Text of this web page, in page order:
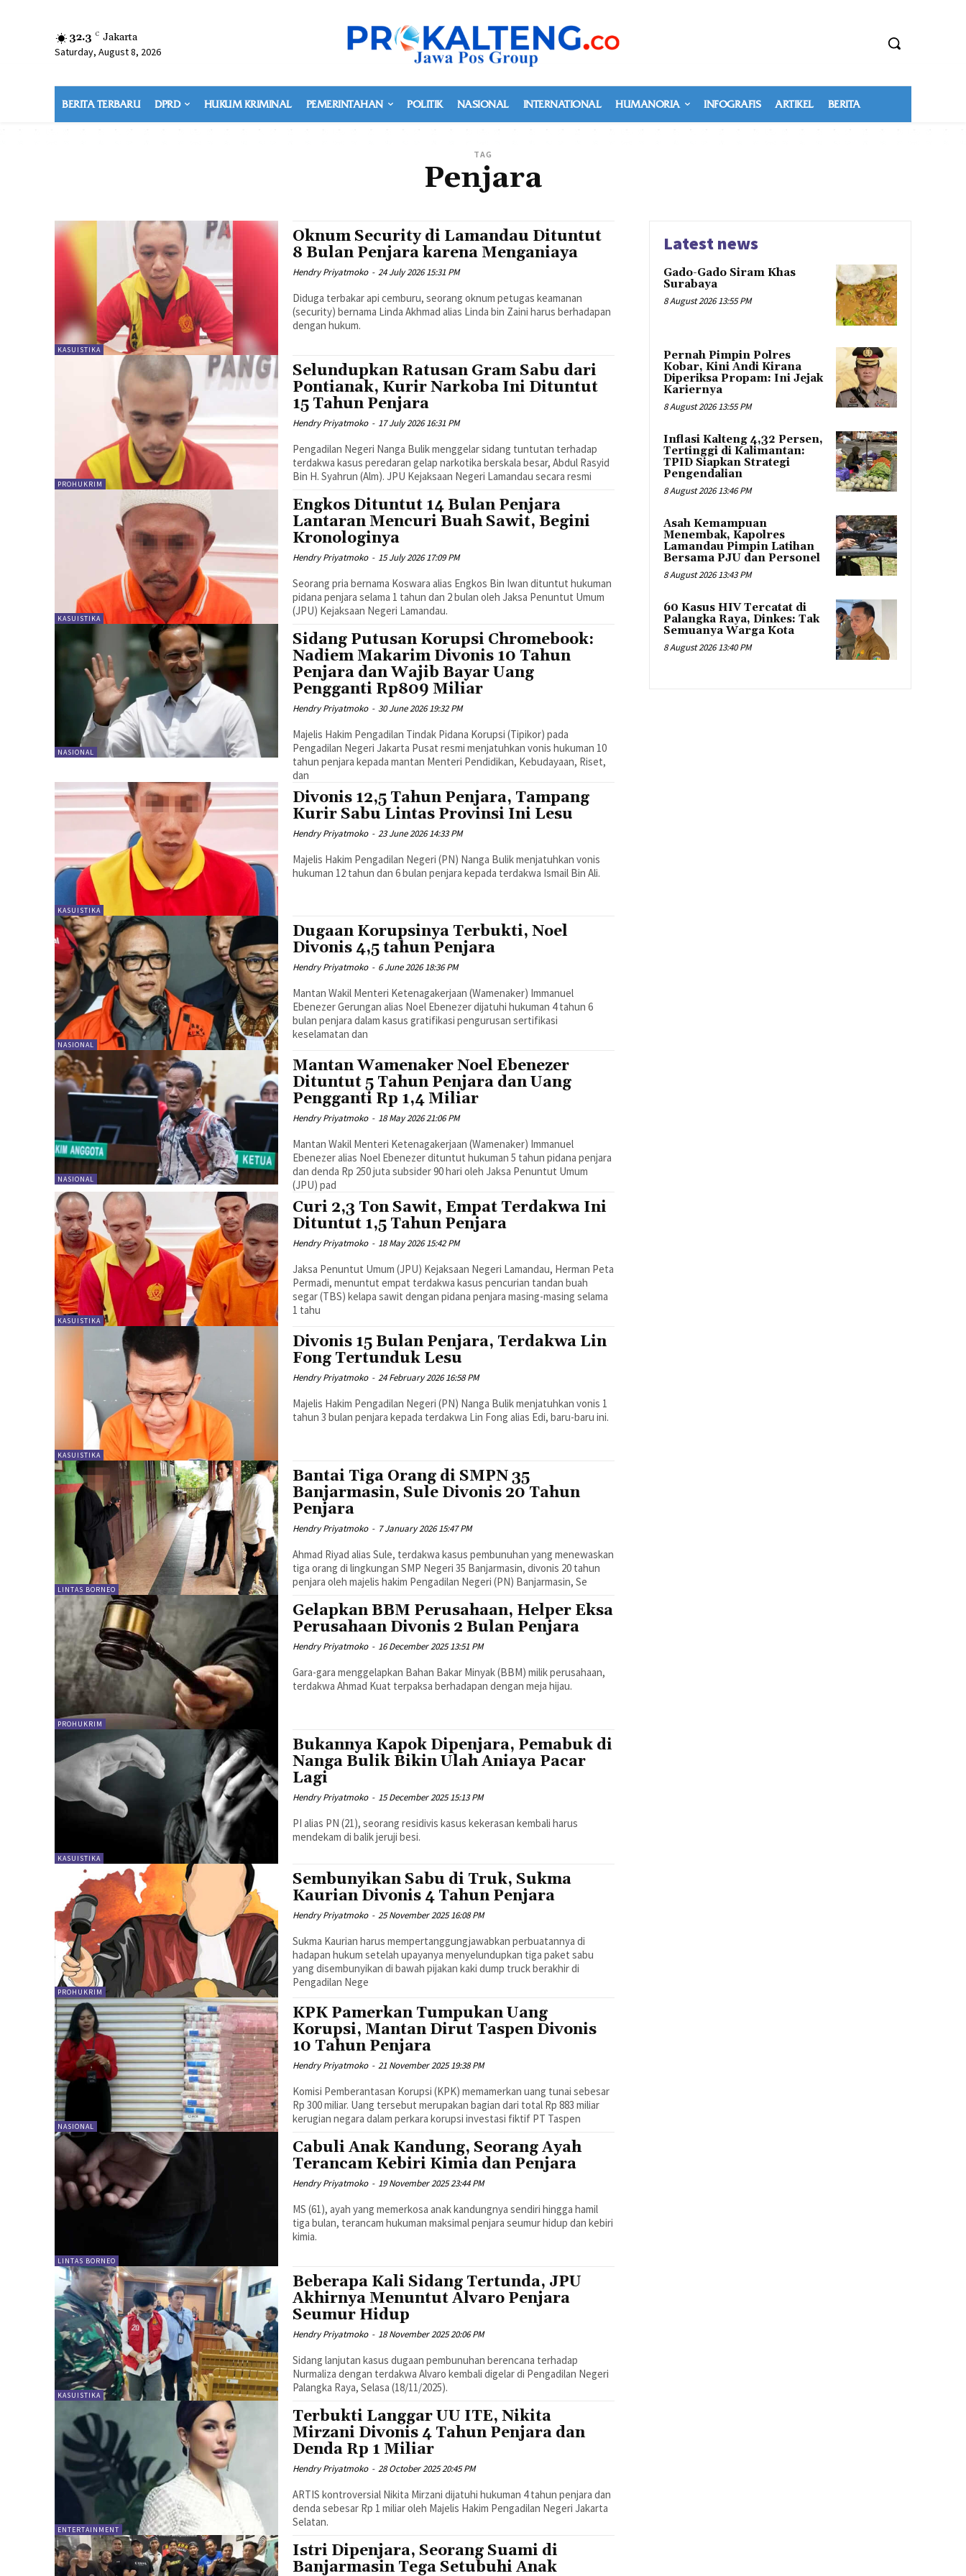
32.3 C Jakarta
Saturday, August 8, 2026
BERITA TERBARU DPRD HUKUM KRIMINAL PEMERINTAHAN POLITIK NASIONAL INTERNATIONAL HUMANORIA INFOGRAFIS ARTIKEL BERITA
TAG
Penjara
KASUISTIKA
Oknum Security di Lamandau Dituntut
8 Bulan Penjara karena Menganiaya
Hendry Priyatmoko - 24 July 2026 15:31 PM
Diduga terbakar api cemburu, seorang oknum petugas keamanan
(security) bernama Linda Akhmad alias Linda bin Zaini harus berhadapan
dengan hukum.
PROHUKRIM
Selundupkan Ratusan Gram Sabu dari
Pontianak, Kurir Narkoba Ini Dituntut
15 Tahun Penjara
Hendry Priyatmoko - 17 July 2026 16:31 PM
Pengadilan Negeri Nanga Bulik menggelar sidang tuntutan terhadap
terdakwa kasus peredaran gelap narkotika berskala besar, Abdul Rasyid
Bin H. Syahrun (Alm). JPU Kejaksaan Negeri Lamandau secara resmi
KASUISTIKA
Engkos Dituntut 14 Bulan Penjara
Lantaran Mencuri Buah Sawit, Begini
Kronologinya
Hendry Priyatmoko - 15 July 2026 17:09 PM
Seorang pria bernama Koswara alias Engkos Bin Iwan dituntut hukuman
pidana penjara selama 1 tahun dan 2 bulan oleh Jaksa Penuntut Umum
(JPU) Kejaksaan Negeri Lamandau.
NASIONAL
Sidang Putusan Korupsi Chromebook:
Nadiem Makarim Divonis 10 Tahun
Penjara dan Wajib Bayar Uang
Pengganti Rp809 Miliar
Hendry Priyatmoko - 30 June 2026 19:32 PM
Majelis Hakim Pengadilan Tindak Pidana Korupsi (Tipikor) pada
Pengadilan Negeri Jakarta Pusat resmi menjatuhkan vonis hukuman 10
tahun penjara kepada mantan Menteri Pendidikan, Kebudayaan, Riset,
dan
KASUISTIKA
Divonis 12,5 Tahun Penjara, Tampang
Kurir Sabu Lintas Provinsi Ini Lesu
Hendry Priyatmoko - 23 June 2026 14:33 PM
Majelis Hakim Pengadilan Negeri (PN) Nanga Bulik menjatuhkan vonis
hukuman 12 tahun dan 6 bulan penjara kepada terdakwa Ismail Bin Ali.
NASIONAL
Dugaan Korupsinya Terbukti, Noel
Divonis 4,5 tahun Penjara
Hendry Priyatmoko - 6 June 2026 18:36 PM
Mantan Wakil Menteri Ketenagakerjaan (Wamenaker) Immanuel
Ebenezer Gerungan alias Noel Ebenezer dijatuhi hukuman 4 tahun 6
bulan penjara dalam kasus gratifikasi pengurusan sertifikasi
keselamatan dan
NASIONAL
Mantan Wamenaker Noel Ebenezer
Dituntut 5 Tahun Penjara dan Uang
Pengganti Rp 1,4 Miliar
Hendry Priyatmoko - 18 May 2026 21:06 PM
Mantan Wakil Menteri Ketenagakerjaan (Wamenaker) Immanuel
Ebenezer alias Noel Ebenezer dituntut hukuman 5 tahun pidana penjara
dan denda Rp 250 juta subsider 90 hari oleh Jaksa Penuntut Umum
(JPU) pad
KASUISTIKA
Curi 2,3 Ton Sawit, Empat Terdakwa Ini
Dituntut 1,5 Tahun Penjara
Hendry Priyatmoko - 18 May 2026 15:42 PM
Jaksa Penuntut Umum (JPU) Kejaksaan Negeri Lamandau, Herman Peta
Permadi, menuntut empat terdakwa kasus pencurian tandan buah
segar (TBS) kelapa sawit dengan pidana penjara masing-masing selama
1 tahu
KASUISTIKA
Divonis 15 Bulan Penjara, Terdakwa Lin
Fong Tertunduk Lesu
Hendry Priyatmoko - 24 February 2026 16:58 PM
Majelis Hakim Pengadilan Negeri (PN) Nanga Bulik menjatuhkan vonis 1
tahun 3 bulan penjara kepada terdakwa Lin Fong alias Edi, baru-baru ini.
LINTAS BORNEO
Bantai Tiga Orang di SMPN 35
Banjarmasin, Sule Divonis 20 Tahun
Penjara
Hendry Priyatmoko - 7 January 2026 15:47 PM
Ahmad Riyad alias Sule, terdakwa kasus pembunuhan yang menewaskan
tiga orang di lingkungan SMP Negeri 35 Banjarmasin, divonis 20 tahun
penjara oleh majelis hakim Pengadilan Negeri (PN) Banjarmasin, Se
PROHUKRIM
Gelapkan BBM Perusahaan, Helper Eksa
Perusahaan Divonis 2 Bulan Penjara
Hendry Priyatmoko - 16 December 2025 13:51 PM
Gara-gara menggelapkan Bahan Bakar Minyak (BBM) milik perusahaan,
terdakwa Ahmad Kuat terpaksa berhadapan dengan meja hijau.
KASUISTIKA
Bukannya Kapok Dipenjara, Pemabuk di
Nanga Bulik Bikin Ulah Aniaya Pacar
Lagi
Hendry Priyatmoko - 15 December 2025 15:13 PM
PI alias PN (21), seorang residivis kasus kekerasan kembali harus
mendekam di balik jeruji besi.
PROHUKRIM
Sembunyikan Sabu di Truk, Sukma
Kaurian Divonis 4 Tahun Penjara
Hendry Priyatmoko - 25 November 2025 16:08 PM
Sukma Kaurian harus mempertanggungjawabkan perbuatannya di
hadapan hukum setelah upayanya menyelundupkan tiga paket sabu
yang disembunyikan di bawah pijakan kaki dump truck berakhir di
Pengadilan Nege
NASIONAL
KPK Pamerkan Tumpukan Uang
Korupsi, Mantan Dirut Taspen Divonis
10 Tahun Penjara
Hendry Priyatmoko - 21 November 2025 19:38 PM
Komisi Pemberantasan Korupsi (KPK) memamerkan uang tunai sebesar
Rp 300 miliar. Uang tersebut merupakan bagian dari total Rp 883 miliar
kerugian negara dalam perkara korupsi investasi fiktif PT Taspen
LINTAS BORNEO
Cabuli Anak Kandung, Seorang Ayah
Terancam Kebiri Kimia dan Penjara
Hendry Priyatmoko - 19 November 2025 23:44 PM
MS (61), ayah yang memerkosa anak kandungnya sendiri hingga hamil
tiga bulan, terancam hukuman maksimal penjara seumur hidup dan kebiri
kimia.
KASUISTIKA
Beberapa Kali Sidang Tertunda, JPU
Akhirnya Menuntut Alvaro Penjara
Seumur Hidup
Hendry Priyatmoko - 18 November 2025 20:06 PM
Sidang lanjutan kasus dugaan pembunuhan berencana terhadap
Nurmaliza dengan terdakwa Alvaro kembali digelar di Pengadilan Negeri
Palangka Raya, Selasa (18/11/2025).
ENTERTAINMENT
Terbukti Langgar UU ITE, Nikita
Mirzani Divonis 4 Tahun Penjara dan
Denda Rp 1 Miliar
Hendry Priyatmoko - 28 October 2025 20:45 PM
ARTIS kontroversial Nikita Mirzani dijatuhi hukuman 4 tahun penjara dan
denda sebesar Rp 1 miliar oleh Majelis Hakim Pengadilan Negeri Jakarta
Selatan.
Istri Dipenjara, Seorang Suami di
Banjarmasin Tega Setubuhi Anak
Latest news
Gado-Gado Siram Khas
Surabaya
8 August 2026 13:55 PM
Pernah Pimpin Polres
Kobar, Kini Andi Kirana
Diperiksa Propam: Ini Jejak
Kariernya
8 August 2026 13:55 PM
Inflasi Kalteng 4,32 Persen,
Tertinggi di Kalimantan:
TPID Siapkan Strategi
Pengendalian
8 August 2026 13:46 PM
Asah Kemampuan
Menembak, Kapolres
Lamandau Pimpin Latihan
Bersama PJU dan Personel
8 August 2026 13:43 PM
60 Kasus HIV Tercatat di
Palangka Raya, Dinkes: Tak
Semuanya Warga Kota
8 August 2026 13:40 PM